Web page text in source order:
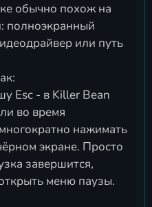
обычно похож на
полноэкранный
или путь
Esc - в Killer Bean
во время
нажимать
экране. Просто
завершится,
меню паузы.